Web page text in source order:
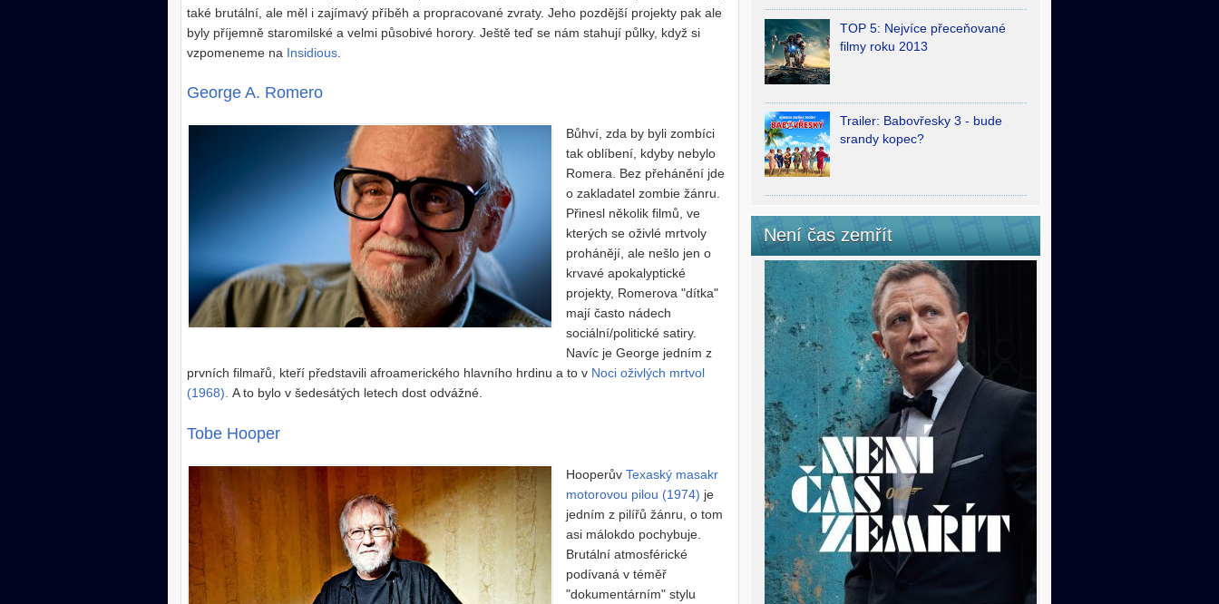
také brutální, ale měl i zajímavý příběh a propracované zvraty. Jeho pozdější projekty pak ale
byly příjemně staromilské a velmi působivé horory. Ještě teď se nám stahují půlky, když si
vzpomeneme na Insidious.
George A. Romero
Bůhví, zda by byli zombíci
tak oblíbení, kdyby nebylo
Romera. Bez přehánění jde
o zakladatel zombie žánru.
Přinesl několik filmů, ve
kterých se oživlé mrtvoly
prohánějí, ale nešlo jen o
krvavé apokalyptické
projekty, Romerova "dítka"
mají často nádech
sociální/politické satiry.
Navíc je George jedním z
prvních filmařů, kteří představili afroamerického hlavního hrdinu a to v Noci oživlých mrtvol
(1968). A to bylo v šedesátých letech dost odvážné.
Tobe Hooper
HooperůvTexaský masakr
motorovou pilou (1974) je
jedním z pilířů žánru, o tom
asi málokdo pochybuje.
Brutální atmosférické
podívaná v téměř
"dokumentárním" stylu
TOP 5: Nejvíce přeceňované
filmy roku 2013
Trailer: Babovřesky 3 - bude
srandy kopec?
Není čas zemřít